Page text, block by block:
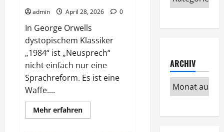
admin April 28, 2026 0
In George Orwells
dystopischem Klassiker
„1984“ ist „Neusprech“
nicht einfach nur eine
Sprachreform. Es ist eine
Waffe....
Mehr erfahrenMehr
Informationen
ARCHIV